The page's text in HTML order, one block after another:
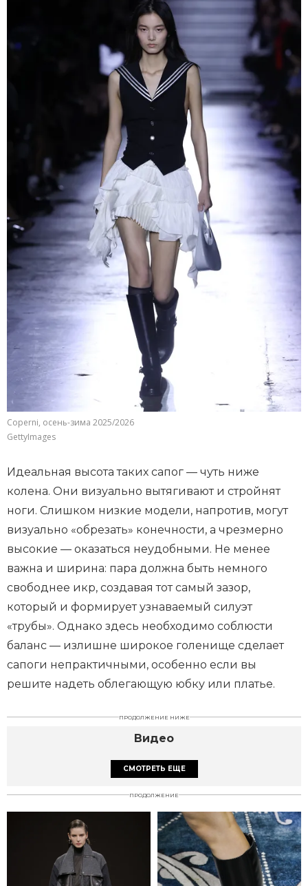
Coperni, осень-зима 2025/2026
GettyImages
Идеальная высота таких сапог — чуть ниже
колена. Они визуально вытягивают и стройнят
ноги. Слишком низкие модели, напротив, могут
визуально «обрезать» конечности, а чрезмерно
высокие — оказаться неудобными. Не менее
важна и ширина: пара должна быть немного
свободнее икр, создавая тот самый зазор,
который и формирует узнаваемый силуэт
«трубы». Однако здесь необходимо соблюсти
баланс — излишне широкое голенище сделает
сапоги непрактичными, особенно если вы
решите надеть облегающую юбку или платье.
ПРОДОЛЖЕНИЕ НИЖЕ
Видео
СМОТРЕТЬ ЕЩЕ
ПРОДОЛЖЕНИЕ